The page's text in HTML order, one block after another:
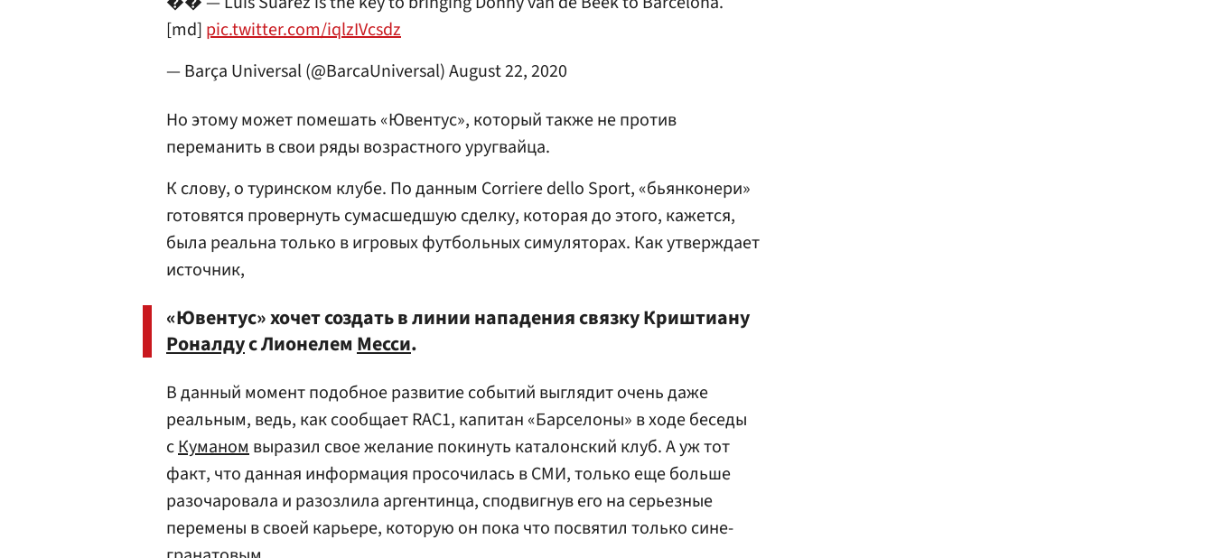
[md] pic.twitter.com/iqlzIVcsdz
— Barça Universal (@BarcaUniversal)August 22, 2020
Но этому может помешать «Ювентус», который также не против
переманить в свои ряды возрастного уругвайца.
К слову, о туринском клубе. По данным Corriere dello Sport, «бьянконери»
готовятся провернуть сумасшедшую сделку, которая до этого, кажется,
была реальна только в игровых футбольных симуляторах. Как утверждает
источник,
«Ювентус» хочет создать в линии нападения связку Криштиану
Роналдус Лионелем Месси.
В данный момент подобное развитие событий выглядит очень даже
реальным, ведь, как сообщает RAC1, капитан «Барселоны» в ходе беседы
сКуманомвыразил свое желание покинуть каталонский клуб. А уж тот
факт, что данная информация просочилась в СМИ, только еще больше
разочаровала и разозлила аргентинца, сподвигнув его на серьезные
перемены в своей карьере, которую он пока что посвятил только сине-